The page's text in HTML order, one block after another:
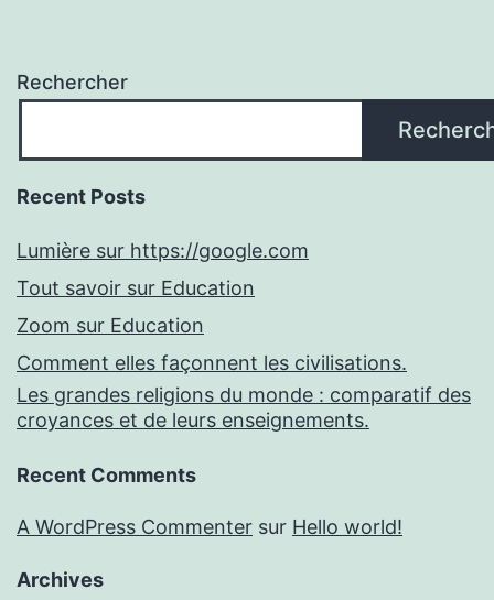
Rechercher
Recent Posts
Lumière sur https://google.com
Tout savoir sur Education
Zoom sur Education
Comment elles façonnent les civilisations.
Les grandes religions du monde : comparatif des
croyances et de leurs enseignements.
Recent Comments
A WordPress Commenter sur Hello world!
Archives